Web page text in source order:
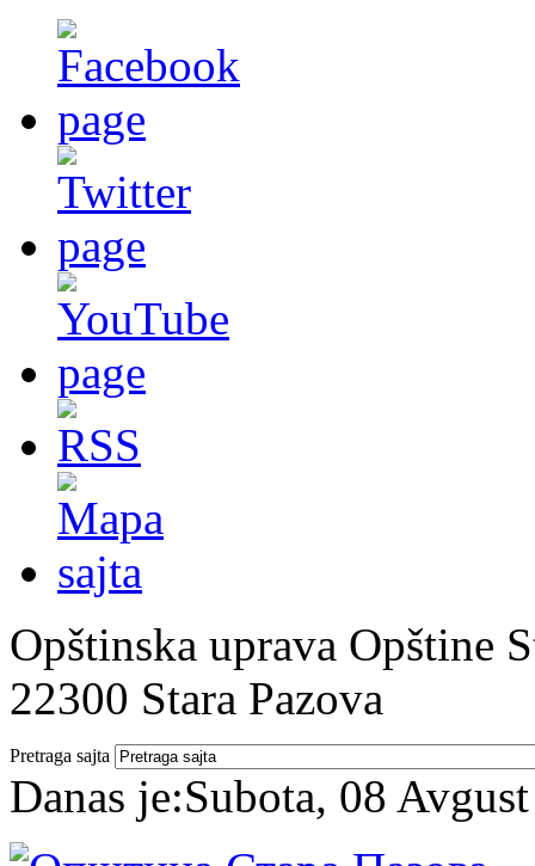
Opštinska uprava Opštine
22300 Stara Pazova
Pretraga sajta
Danas je:Subota, 08